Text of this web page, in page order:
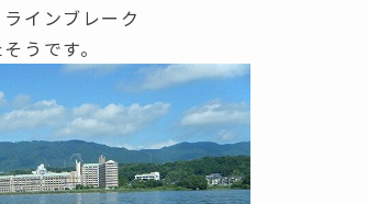
インブレーク
うです。